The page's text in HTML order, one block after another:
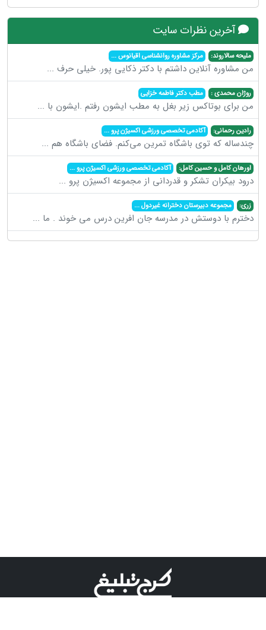
آخرین نظرات سایت
ملیحه سالاروند: مرکز مشاوره روانشناسی اقیانوس...
من مشاوره آنلاین داشتم با دکتر ذکایی پور. خیلی حرف ...
روژان محمدی : مطب دکتر فاطمه خزایی
من برای بوتاکس زیر بغل به مطب ایشون رفتم .ایشون با ...
رادین رحمانی: آکادمی تخصصی ورزشی اکسیژن پرو...
چندساله که توی باشگاه تمرین می‌کنم. فضای باشگاه هم ...
اورهان کامل و حسین کامل: آکادمی تخصصی ورزشی اکسیژن پرو...
درود بیکران تشکر و قدردانی از مجموعه اکسیژن پرو ...
زری: مجموعه دبیرستان دخترانه غیردول...
دخترم با دوستش در مدرسه جان افرین درس می خوند . ما ...